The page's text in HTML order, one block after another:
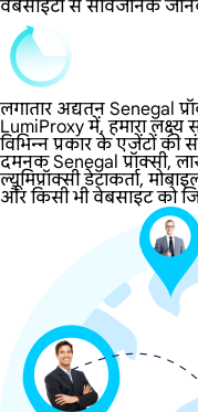
वेबसाइटों से सार्वजनिक
लगातार अद्यतन Senegal
LumiProxy में, हमारा
विभिन्न प्रकार के एजेंटों की
दमनक Senegal प्रॉक्सी,
ल्यूमिप्रॉक्सी डेटाकर्ता,
और किसी भी वेबसाइट को